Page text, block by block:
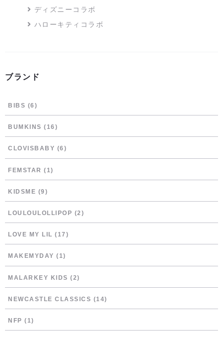
ディズニーコラボ
ハローキティコラボ
ブランド
BIBS (6)
BUMKINS (16)
CLOVISBABY (6)
FEMSTAR (1)
KIDSME (9)
LOULOULOLLIPOP (2)
LOVE MY LIL (17)
MAKEMYDAY (1)
MALARKEY KIDS (2)
NEWCASTLE CLASSICS (14)
NFP (1)